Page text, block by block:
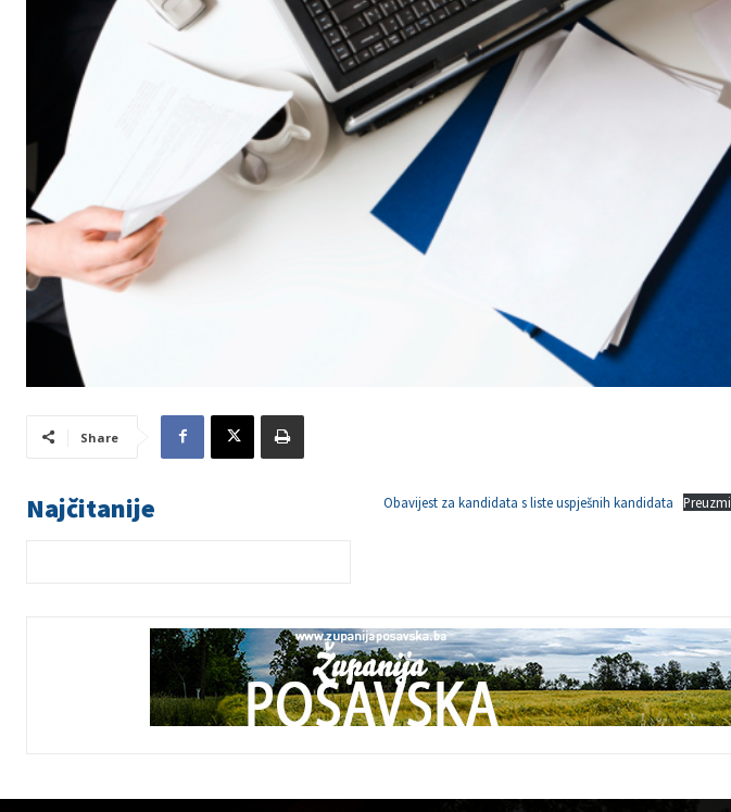
Share
Najčitanije Obavijest za kandidata s liste uspješnih kandidata Preuzmi